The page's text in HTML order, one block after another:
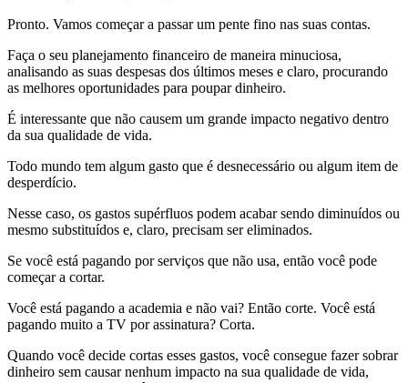
Pronto. Vamos começar a passar um pente fino nas suas contas.
Faça o seu planejamento financeiro de maneira minuciosa,
analisando as suas despesas dos últimos meses e claro, procurando
as melhores oportunidades para poupar dinheiro.
É interessante que não causem um grande impacto negativo dentro
da sua qualidade de vida.
Todo mundo tem algum gasto que é desnecessário ou algum item de
desperdício.
Nesse caso, os gastos supérfluos podem acabar sendo diminuídos ou
mesmo substituídos e, claro, precisam ser eliminados.
Se você está pagando por serviços que não usa, então você pode
começar a cortar.
Você está pagando a academia e não vai? Então corte. Você está
pagando muito a TV por assinatura? Corta.
Quando você decide cortas esses gastos, você consegue fazer sobrar
dinheiro sem causar nenhum impacto na sua qualidade de vida,